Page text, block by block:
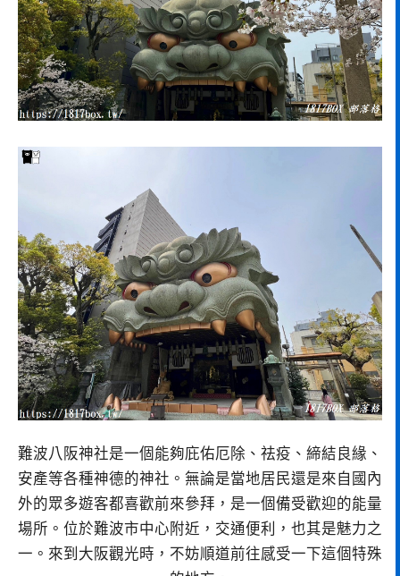
難波八阪神社是一個能夠庇佑厄除、祛疫、締結良緣、
安產等各種神德的神社。無論是當地居民還是來自國內
外的眾多遊客都喜歡前來參拜，是一個備受歡迎的能量
場所。位於難波市中心附近，交通便利，也其是魅力之
一。來到大阪觀光時，不妨順道前往感受一下這個特殊